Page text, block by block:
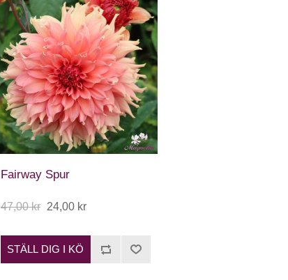
Fairway Spur
47,00 kr 24,00 kr
STÄLL DIG I KÖ